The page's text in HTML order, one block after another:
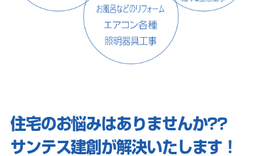
住宅のお悩みはありませんか??
サンテス建創が解決いたします！